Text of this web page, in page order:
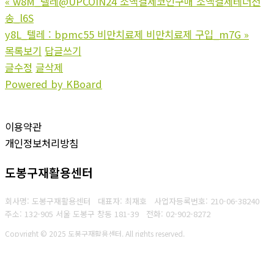
송_l6S
y8L_텔레 : bpmc55 비만치료제 비만치료제 구입_m7G »
목록보기 답글쓰기
글수정 글삭제
Powered by KBoard
이용약관
개인정보처리방침
도봉구재활용센터
회사명: 도봉구재활용센터 대표자: 최재호 사업자등록번호: 210-06-38240
주소: 132-905 서울 도봉구 창동 181-39 전화: 02-902-8272
Copyright © 2025 도봉구재활용센터. All rights reserved.